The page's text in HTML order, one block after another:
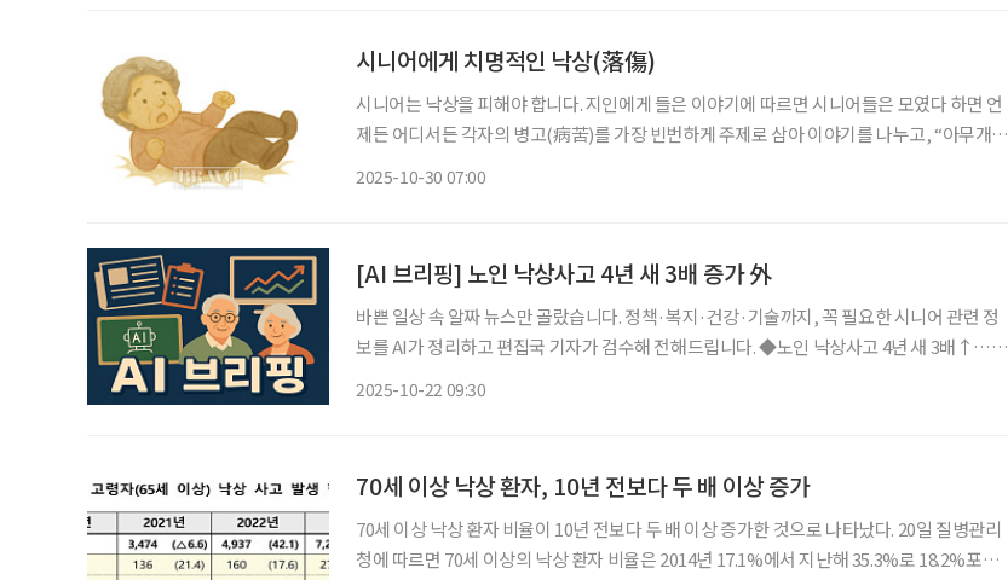
시니어에게 치명적인 낙상(落傷)
시니어는 낙상을 피해야 합니다. 지인에게 들은 이야기에 따르면 시니어들은 모였다 하면 언
제든 어디서든 각자의 병고(病苦)를 가장 빈번하게 주제로 삼아 이야기를 나누고, “아무개가
2025-10-30 07:00
[AI 브리핑] 노인 낙상사고 4년 새 3배 증가 外
바쁜 일상 속 알짜 뉴스만 골랐습니다. 정책·복지·건강·기술까지, 꼭 필요한 시니어 관련 정
보를 AI가 정리하고 편집국 기자가 검수해 전해드립니다. ◆노인 낙상사고 4년 새 3배↑…질
2025-10-22 09:30
70세 이상 낙상 환자, 10년 전보다 두 배 이상 증가
70세 이상 낙상 환자 비율이 10년 전보다 두 배 이상 증가한 것으로 나타났다. 20일 질병관리
청에 따르면 70세 이상의 낙상 환자 비율은 2014년 17.1%에서 지난해 35.3%로 18.2%포인